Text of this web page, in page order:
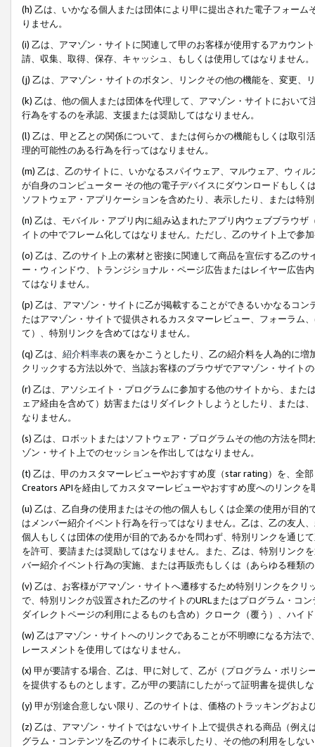
(h) 乙は、いかなる個人または団体により甲に提出された電子フォー
りません。
(i) 乙は、アマゾン・サイトに関連して甲のお客様が使用するアカウン
請、収集、取得、保存、キャッシュ、もしくは使用してはなりません。
(j) 乙は、アマゾン・サイトのボタン、リンクその他の機能を、変更、
(k) 乙は、他の個人または団体を代理して、アマゾン・サイトにおい
行為をするのを承認、支援または奨励してはなりません。
(l) 乙は、甲と乙との関係について、または何らかの機能もしくは取
理的可能性のある行為を行ってはなりません。
(m) 乙は、乙のサイトに、いかなるスパイウェア、マルウェア、ウィ
が自身のコンピューター その他の電子デバイスにダウンロードもし
ソフトウェア・アプリケーションを含めたり、表示したり、または特
(n) 乙は、モバイル・アプリ内に組み込まれたアプリ内ウェブブラウ
イトの中でフレーム化してはなりません。ただし、乙のサイト上で参
(o) 乙は、乙のサイト上の素材と密接に関連して商品を宣伝する乙の
ー・ウィンドウ、トランジショナル・ページ広告またはレイヤー広告
てはなりません。
(p) 乙は、アマゾン・サイトに乙が掲載することができるいかなるコ
たはアマゾン・サイトで提供されるカスタマーレビュー、フォーラム
て）、特別リンクを含めてはなりません。
(q) 乙は、 紹介料率表の裏をかこうとしたり、乙の紹介料を人為的に
クリックする方法以外で、当該お客様のブラウザでアマゾン・サイト
(r) 乙は、アソシエイト・プログラムに参加する他のサイトから、ま
ェア経由を含めて）妨害またはリダイレクトしようとしたり、または
なりません。
(s) 乙は、ロボットまたはソフトウェア・プログラムその他の方法を
ゾン・サイト上でのセッションを作出してはなりません。
(t) 乙は、甲のカスタマーレビューやおすすめ度（star rating）を、全
Creators APIを経由してカスタマーレビューやおすすめ度へのリンクを
(u) 乙は、乙自身の使用またはその他の個人もしくは企業の使用が目
はメンバー紹介イベント行為を行ってはなりません。乙は、乙の友人
個人もしくは団体の使用が目的であるかを問わず、特別リンクを通じ
を許可、要請または奨励してはなりません。また、乙は、特別リンク
バー紹介イベント行為の実施、または再販売もしくは（あらゆる種類
(v) 乙は、お客様がアマゾン・サイトへ遷移するため特別リンクをク
で、特別リンクが設置された乙のサイトのURLまたはプログラム・コ
ダイレクトページの利用によるものも含め）クローク（覆う）、ハイ
(w) 乙はアマゾン・サイトへのリンクであることが不明瞭になる方法
レースメントを使用してはなりません。
(x) 甲が要請する場合、乙は、甲に対して、乙が（プログラム・ポリ
を提供するものとします。乙が甲の要請にしたがって証明書を提供し
(y) 甲が別途合意しない限り、乙のサイトは、価格のトラッキングお
(z) 乙は、アマゾン・サイトではないサイト上で提供される商品（例
グラム・コンテンツを乙のサイトに表示したり、その他の利用をしな